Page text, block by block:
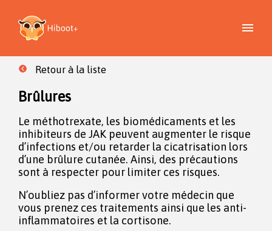
Retour à la liste
Brûlures
Le méthotrexate, les biomédicaments et les
inhibiteurs de JAK peuvent augmenter le risque
d’infections et/ou retarder la cicatrisation lors
d’une brûlure cutanée. Ainsi, des précautions
sont à respecter pour limiter ces risques.
N’oubliez pas d’informer votre médecin que
vous prenez ces traitements ainsi que les anti-
inflammatoires et la cortisone.